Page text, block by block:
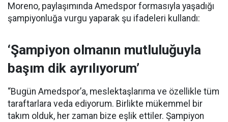
Moreno, paylaşımında Amedspor formasıyla yaşadığı
şampiyonluğa vurgu yaparak şu ifadeleri kullandı:
‘Şampiyon olmanın mutluluğuyla
başım dik ayrılıyorum’
“Bugün Amedspor’a, meslektaşlarıma ve özellikle tüm
taraftarlara veda ediyorum. Birlikte mükemmel bir
takım olduk, her zaman bize eşlik ettiler. Şampiyon